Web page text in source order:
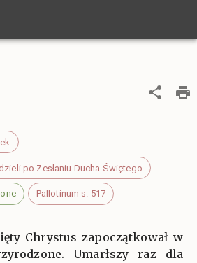
po Zesłaniu Ducha Świętego
Pallotinum s. 517
Chrystus zapoczątkował w
Umarłszy raz dla